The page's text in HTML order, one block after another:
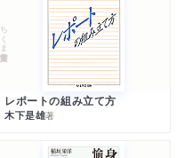
ちくま学芸文庫
レポートの組み立て方
木下是雄著